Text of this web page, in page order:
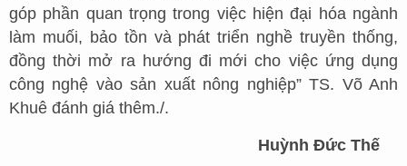
góp phần quan trọng trong việc hiện đại hóa ngành
làm muối, bảo tồn và phát triển nghề truyền thống,
đồng thời mở ra hướng đi mới cho việc ứng dụng
công nghệ vào sản xuất nông nghiệp” TS. Võ Anh
Khuê đánh giá thêm./.
Huỳnh Đức Thế